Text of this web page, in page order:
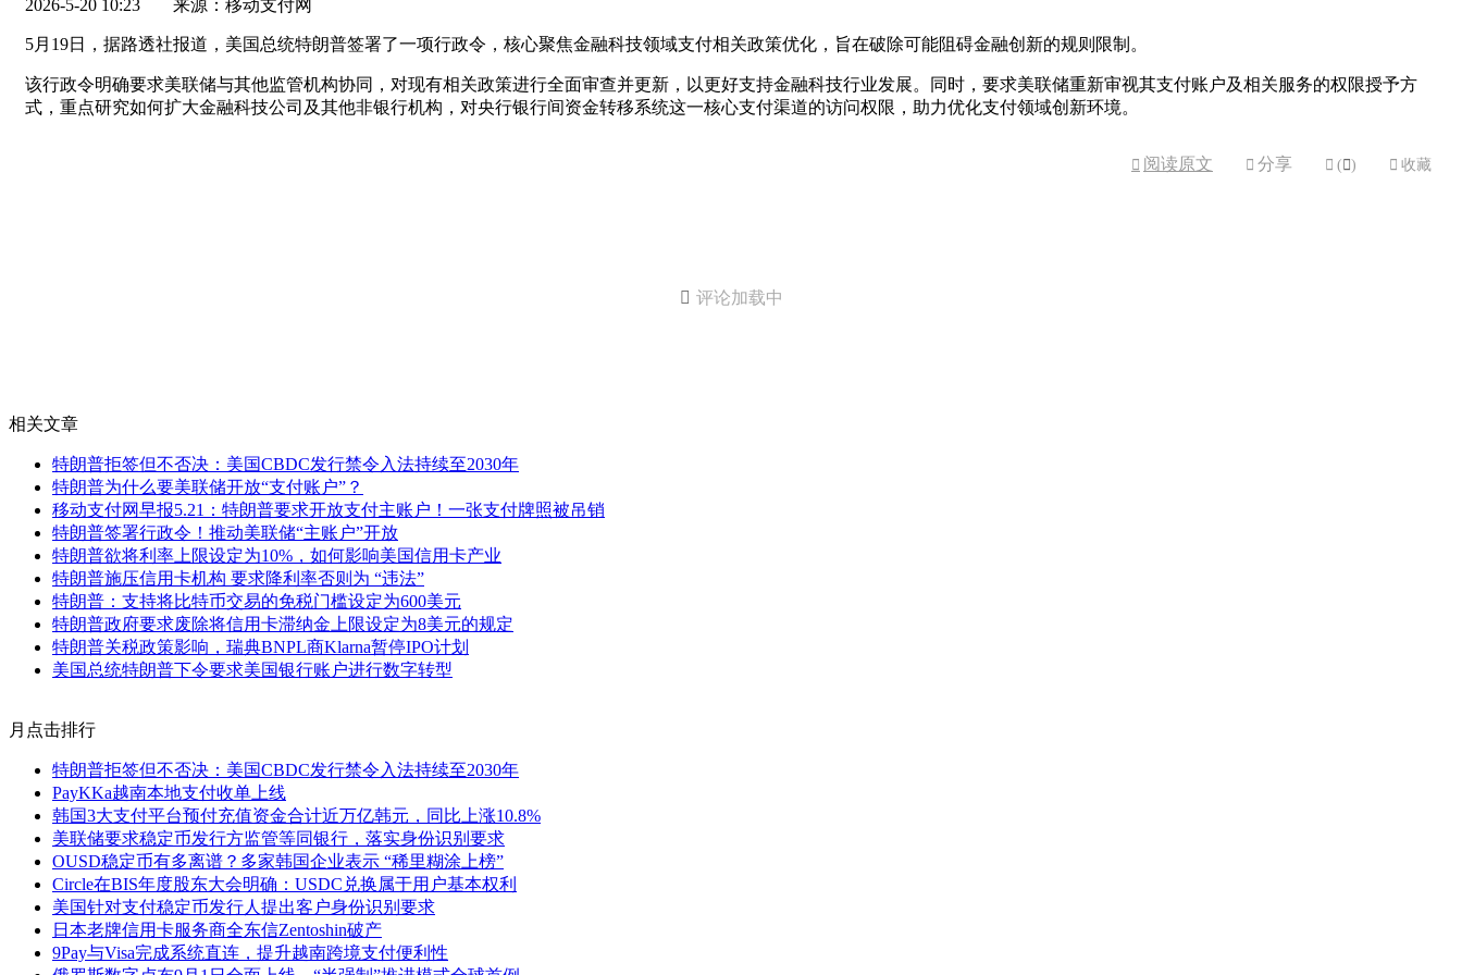
2026-5-20 10:23 来源：移动支付网
5月19日，据路透社报道，美国总统特朗普签署了一项行政令，核心聚焦金融科技领域支付相关政策优化，旨在破除可能阻碍金融创新的规则限制。
该行政令明确要求美联储与其他监管机构协同，对现有相关政策进行全面审查并更新，以更好支持金融科技行业发展。同时，要求美联储重新审视其支付账户及相关服务的权限授予方
式，重点研究如何扩大金融科技公司及其他非银行机构，对央行银行间资金转移系统这一核心支付渠道的访问权限，助力优化支付领域创新环境。
 阅读原文  分享  ( )  收藏
 评论加载中
相关文章
特朗普拒签但不否决：美国CBDC发行禁令入法持续至2030年
特朗普为什么要美联储开放“支付账户”？
移动支付网早报5.21：特朗普要求开放支付主账户！一张支付牌照被吊销
特朗普签署行政令！推动美联储“主账户”开放
特朗普欲将利率上限设定为10%，如何影响美国信用卡产业
特朗普施压信用卡机构 要求降利率否则为 “违法”
特朗普：支持将比特币交易的免税门槛设定为600美元
特朗普政府要求废除将信用卡滞纳金上限设定为8美元的规定
特朗普关税政策影响，瑞典BNPL商Klarna暂停IPO计划
美国总统特朗普下令要求美国银行账户进行数字转型
月点击排行
特朗普拒签但不否决：美国CBDC发行禁令入法持续至2030年
PayKKa越南本地支付收单上线
韩国3大支付平台预付充值资金合计近万亿韩元，同比上涨10.8%
美联储要求稳定币发行方监管等同银行，落实身份识别要求
OUSD稳定币有多离谱？多家韩国企业表示 “稀里糊涂上榜”
Circle在BIS年度股东大会明确：USDC兑换属于用户基本权利
美国针对支付稳定币发行人提出客户身份识别要求
日本老牌信用卡服务商全东信Zentoshin破产
9Pay与Visa完成系统直连，提升越南跨境支付便利性